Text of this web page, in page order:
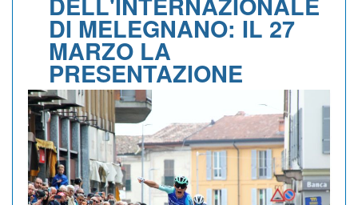
ALBI D'ORO
NEWSLETTER
DI MELEGNANO: IL 27
MARZO LA
PRESENTAZIONE